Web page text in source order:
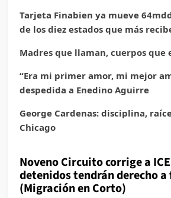
Tarjeta Finabien ya mueve
de los diez estados que más
Madres que llaman, cuerpos que
“Era mi primer amor, mi mejor
despedida a Enedino Aguirre
George Cardenas: disciplina,
Chicago
Noveno Circuito corrige a
detenidos tendrán derecho a
(Migración en Corto)